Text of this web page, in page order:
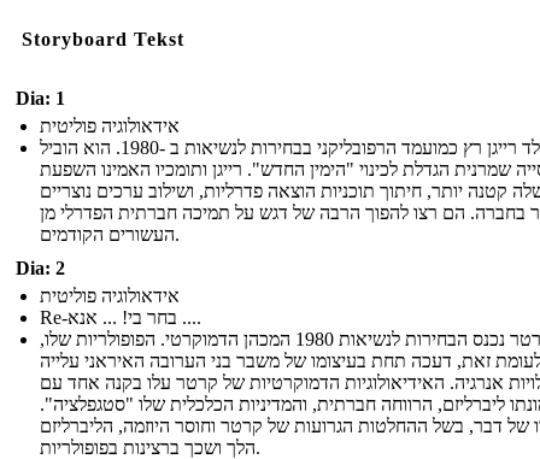
Storyboard Tekst
Dia: 1
אידאולוגיה פוליטית
רונלד רייגן רץ כמועמד הרפובליקני בבחירות לנשיאות ב -1980. הוא הוביל
שמרנית הגדלת לכינוי "הימין החדש". רייגן ותומכיו האמינו השפעת
קטנה יותר, חיתוך תוכניות הוצאה פדרליות, ושילוב ערכים נוצריים
בחברה. הם רצו להפוך הרבה של דגש על תמיכה חברתית הפדרלי מן
העשורים הקודמים.
Dia: 2
אידאולוגיה פוליטית
Re-בחר בי! ... אנא ....
ג'ימי קרטר נכנס הבחירות לנשיאות 1980 המכהן הדמוקרטי. הפופולריות שלו,
זאת, דעכה תחת בעיצומו של משבר בני הערובה האיראני עלייה
אנרגיה. האידיאולוגיות הדמוקרטיות של קרטר עלו בקנה אחד עם
ליברליזם, הרווחה חברתית, והמדיניות הכלכלית שלו "סטגפלציה".
של דבר, בשל ההחלטות הגרועות של קרטר וחוסר היוזמה, הליברליזם
הלך ושכך ברצינות בפופולריות.